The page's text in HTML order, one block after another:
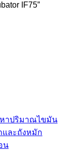
IF75”
หาปริมาณไขมัน
ละถังหมัก
น